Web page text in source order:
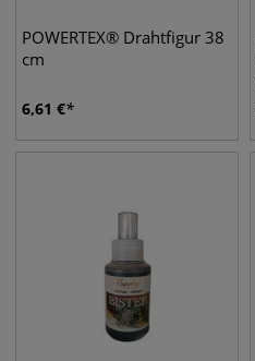
POWERTEX® Drahtfigur 38
cm
6,61 €